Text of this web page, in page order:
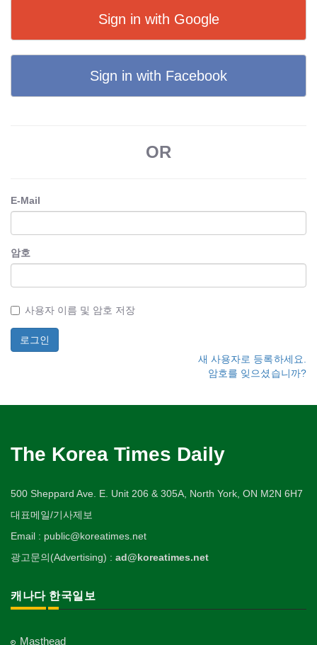
Sign in with Google
Sign in with Facebook
OR
E-Mail
암호
사용자 이름 및 암호 저장
새 사용자로 등록하세요.
암호를 잊으셨습니까?
The Korea Times Daily
500 Sheppard Ave. E. Unit 206 & 305A, North York, ON M2N 6H7
대표메일/기사제보
Email : public@koreatimes.net
광고문의(Advertising) : ad@koreatimes.net
캐나다 한국일보
Masthead